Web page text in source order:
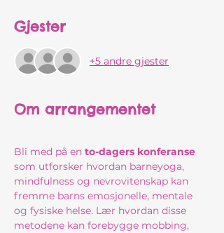
Gjester
+5 andre gjester
Om arrangementet
Bli med på en to-dagers konferanse
som utforsker hvordan barneyoga,
mindfulness og nevrovitenskap kan
fremme barns emosjonelle, mentale
og fysiske helse. Lær hvordan disse
metodene kan forebygge mobbing,